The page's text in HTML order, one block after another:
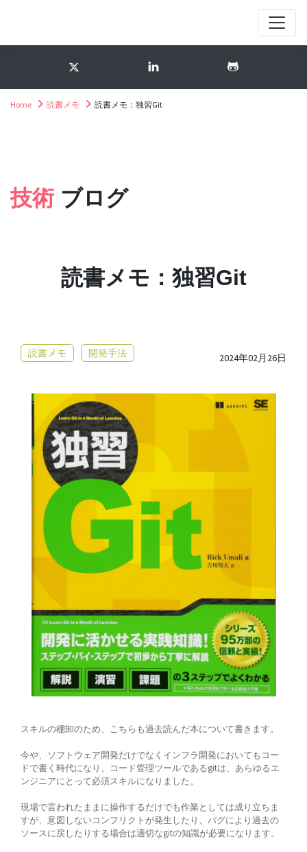
Home 読書メモ 読書メモ：独習Git
技術 ブログ
読書メモ：独習Git
読書メモ 開発手法 2024年02月26日
スキルの棚卸のため、こちらも過去読んだ本について書きます。
今や、ソフトウェア開発だけでなくインフラ開発においてもコー
ドで書く時代になり、コード管理ツールであるgitは、あらゆるエ
ンジニアにとって必須スキルになりました。
現場で言われたままに操作するだけでも作業としては成り立ちま
すが、意図しないコンフリクトが発生したり、バグにより過去の
ソースに戻したりする場合は適切なgitの知識が必要になります。